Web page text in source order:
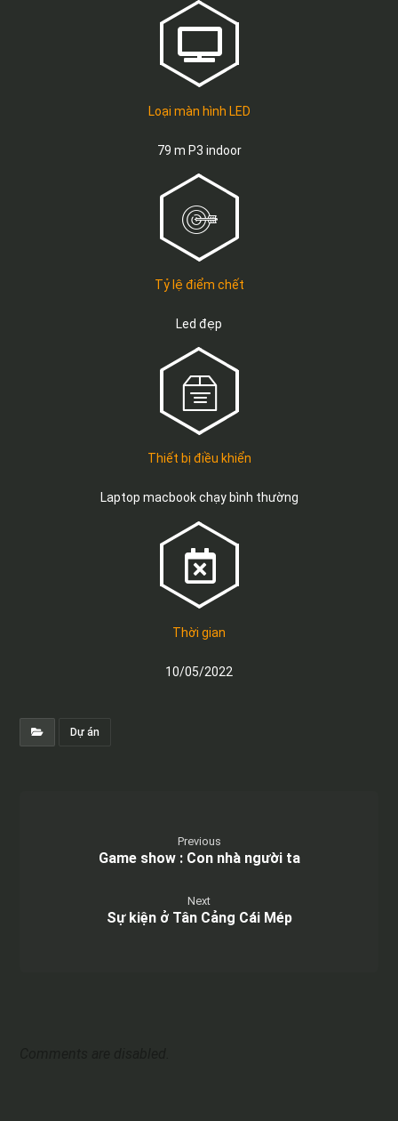
Loại màn hình LED
79 m P3 indoor
Tỷ lệ điểm chết
Led đẹp
Thiết bị điều khiển
Laptop macbookchạy bình thường
Thời gian
10/05/2022
Dự án
Previous
Game show : Con nhà người ta
Next
Sự kiện ở Tân Cảng Cái Mép